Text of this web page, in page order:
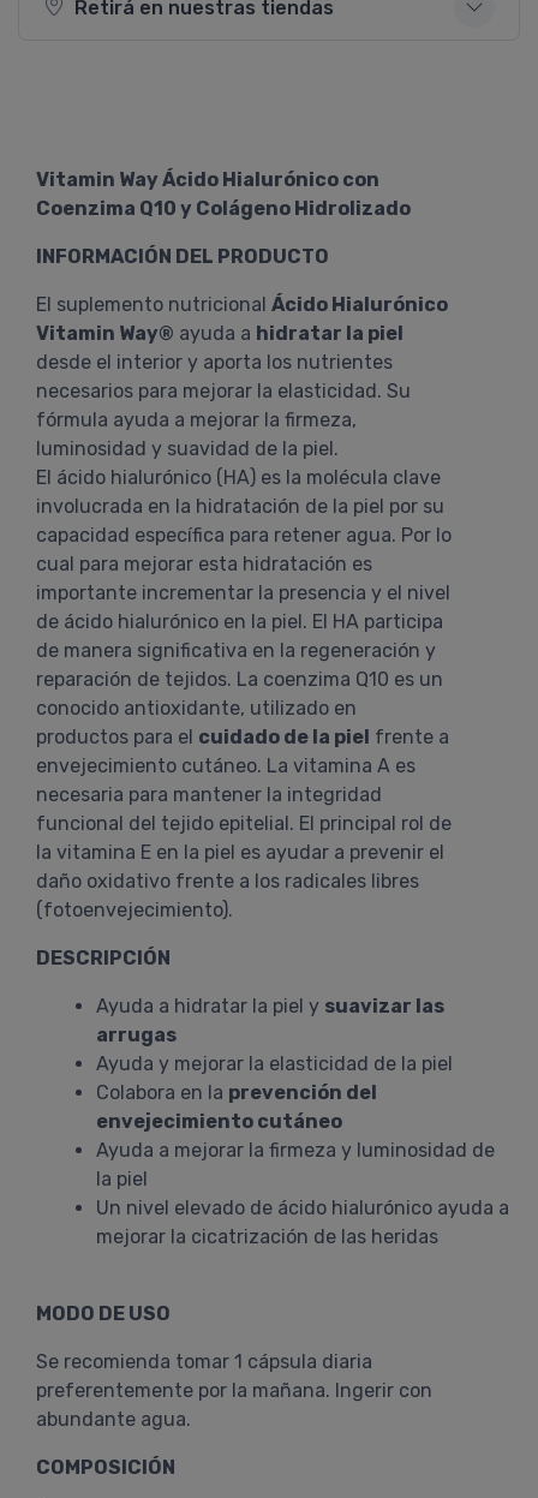
Retirá en nuestras tiendas
Vitamin Way Ácido Hialurónico con
Coenzima Q10 y Colágeno Hidrolizado
INFORMACIÓN DEL PRODUCTO
El suplemento nutricional Ácido Hialurónico
Vitamin Way® ayuda a hidratar la piel
desde el interior y aporta los nutrientes
necesarios para mejorar la elasticidad. Su
fórmula ayuda a mejorar la firmeza,
luminosidad y suavidad de la piel.
El ácido hialurónico (HA) es la molécula clave
involucrada en la hidratación de la piel por su
capacidad específica para retener agua. Por lo
cual para mejorar esta hidratación es
importante incrementar la presencia y el nivel
de ácido hialurónico en la piel. El HA participa
de manera significativa en la regeneración y
reparación de tejidos. La coenzima Q10 es un
conocido antioxidante, utilizado en
productos para el cuidado de la piel frente a
envejecimiento cutáneo. La vitamina A es
necesaria para mantener la integridad
funcional del tejido epitelial. El principal rol de
la vitamina E en la piel es ayudar a prevenir el
daño oxidativo frente a los radicales libres
(fotoenvejecimiento).
DESCRIPCIÓN
Ayuda a hidratar la piel y suavizar las
arrugas
Ayuda y mejorar la elasticidad de la piel
Colabora en la prevención del
envejecimiento cutáneo
Ayuda a mejorar la firmeza y luminosidad de
la piel
Un nivel elevado de ácido hialurónico ayuda a
mejorar la cicatrización de las heridas
MODO DE USO
Se recomienda tomar 1 cápsula diaria
preferentemente por la mañana. Ingerir con
abundante agua.
COMPOSICIÓN